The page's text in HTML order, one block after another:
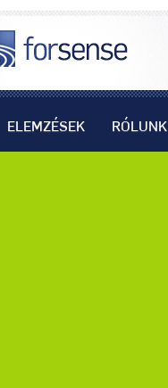
ELEMZÉSEK RÓLUNK